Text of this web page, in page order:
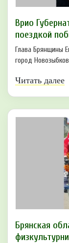
Врио
поездкой
Глава Брянщины
город
Читать далее
Брянская